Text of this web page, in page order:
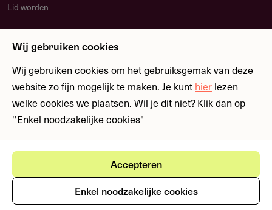
Stichting Co-productiefonds Binnenlandse Omroep -
CoBO fonds
Bart de Graaffweg 2
1202 JJ
Nederland
RSIN number: 809272817
aanvragen@cobofonds.nl
Lid worden
Blijf op de hoogte over nieuwe regelingen en
fondsen
Meld je aan
Cookies
Wij gebruiken cookies
Wij gebruiken cookies om het gebruiksgemak van deze
website zo fijn mogelijk te maken. Je kunt hier lezen
welke cookies we plaatsen. Wil je dit niet? Klik dan op
''Enkel noodzakelijke cookies"
Accepteren
Enkel noodzakelijke cookies